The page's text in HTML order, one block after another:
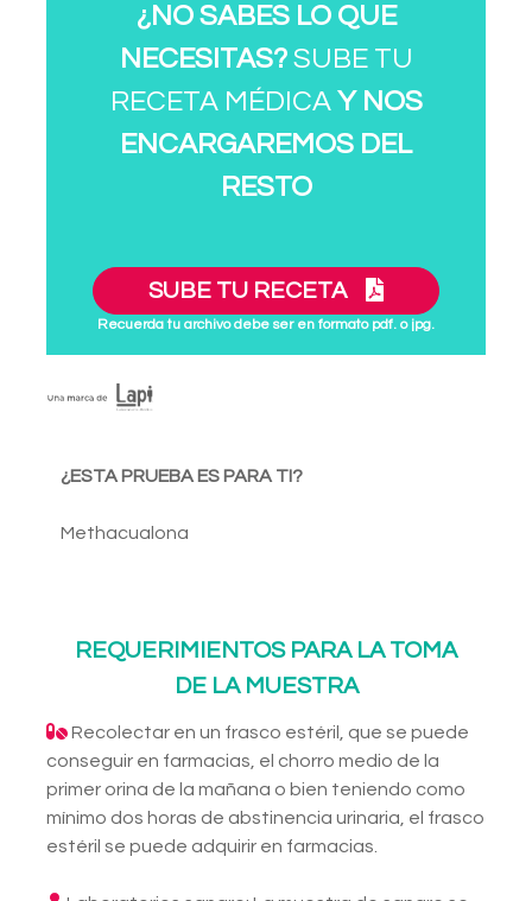
¿NO SABES LO QUE
NECESITAS?SUBE TU
RECETA MÉDICA Y NOS
ENCARGAREMOS DEL
RESTO
SUBE TU RECETA
Recuerda tu archivo debe ser en formato pdf. o jpg.
¿ESTA PRUEBA ES PARA TI?
Methacualona
REQUERIMIENTOS PARA LA TOMA
DE LA MUESTRA
Recolectar en un frasco estéril, que se puede
conseguir en farmacias, el chorro medio de la
primer orina de la mañana o bien teniendo como
mínimo dos horas de abstinencia urinaria, el frasco
estéril se puede adquirir en farmacias.